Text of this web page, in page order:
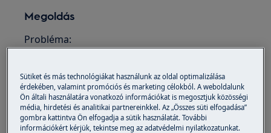
Megoldás
Probléma:
villog.
Előfordulás:
Hűtőszekrény
Sütiket és más technológiákat használunk az oldal optimalizálása
érdekében, valamint promóciós és marketing célokból. A weboldalunk
Ön általi használatára vonatkozó információkat is megosztjuk közösségi
média, hirdetési és analitikai partnereinkkel. Az „Összes süti elfogadása”
gombra kattintva Ön elfogadja a sütik használatát. További
információkért kérjük, tekintse meg az adatvédelmi nyilatkozatunkat.